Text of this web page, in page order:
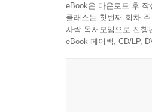
eBook은 다운로드 후
클래스는 첫번째 회차
사락 독서모임으로 진행
eBook 페이백, CD/LP,